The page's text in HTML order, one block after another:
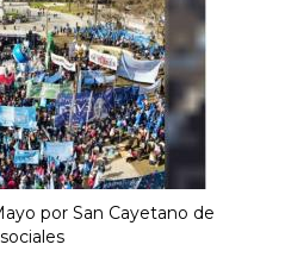
por San Cayetano de